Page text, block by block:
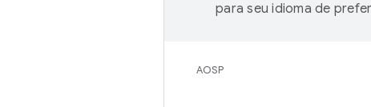
para seu idioma de
AOSP